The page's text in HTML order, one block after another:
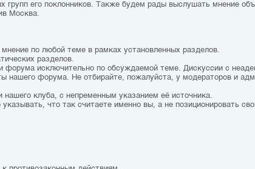
групп его поклонников. Также будем рады выслушать мнение
Москва.
по любой теме в рамках установленных разделов.
разделов.
форума исключительно по обсуждаемой теме. Дискуссии с
нашего форума. Не отбирайте, пожалуйста, у модераторов и
клуба, с непременным указанием её источника.
что так считаете именно вы, а не позиционировать